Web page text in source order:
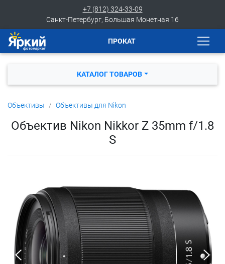
+7 (812) 324-33-09
Санкт-Петербург, Большая Монетная 16
ПРОКАТ
КАТАЛОГ ТОВАРОВ
Объективы Объективы для Nikon
Объектив Nikon Nikkor Z 35mm f/1.8
S